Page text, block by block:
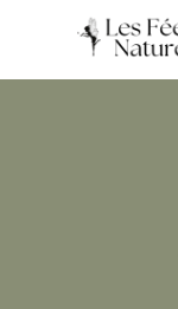
content